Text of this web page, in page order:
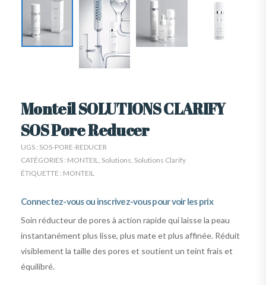
Monteil SOLUTIONS CLARIFY
SOS Pore Reducer
UGS : SOS-PORE-REDUCER
CATÉGORIES : MONTEIL, Solutions, Solutions Clarify
ÉTIQUETTE : MONTEIL
Connectez-vous ou inscrivez-vous pour voir les prix
Soin réducteur de pores à action rapide qui laisse la peau
instantanément plus lisse, plus mate et plus affinée. Réduit
visiblement la taille des pores et soutient un teint frais et
équilibré.